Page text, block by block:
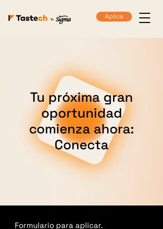
Aplica
Tu próxima gran
oportunidad
comienza ahora:
Conecta
Formulario para aplicar.